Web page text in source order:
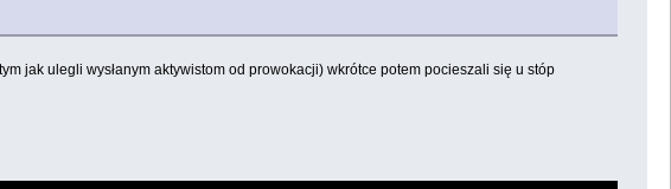
jak ulegli wysłanym aktywistom od prowokacji) wkrótce potem pocieszali się u stóp